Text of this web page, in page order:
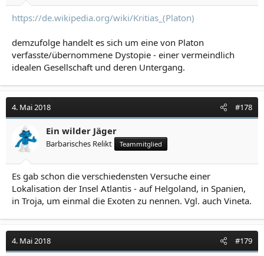
https://de.wikipedia.org/wiki/Kritias_(Platon)
demzufolge handelt es sich um eine von Platon
verfasste/übernommene Dystopie - einer vermeindlich
idealen Gesellschaft und deren Untergang.
4. Mai 2018 #178
Ein wilder Jäger
Barbarisches Relikt Teammitglied
Es gab schon die verschiedensten Versuche einer
Lokalisation der Insel Atlantis - auf Helgoland, in Spanien,
in Troja, um einmal die Exoten zu nennen. Vgl. auch Vineta.
4. Mai 2018 #179